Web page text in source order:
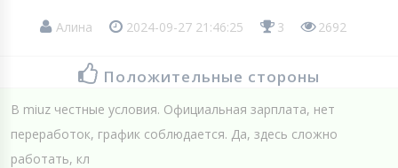
Алина 2024-09-27 21:46:25 3 2692
Положительные стороны
В miuz честные условия. Официальная зарплата, нет
переработок, график соблюдается. Да, здесь сложно
работать, кл